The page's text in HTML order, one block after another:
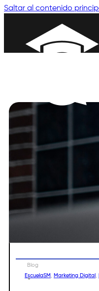
Saltar al contenido
Blog
EscuelaSM
Marketing Digital